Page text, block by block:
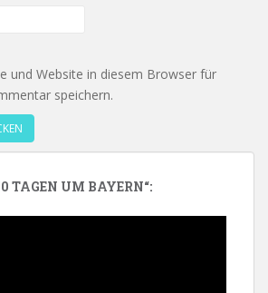
und Website in diesem Browser für
speichern.
TAGEN UM BAYERN“: